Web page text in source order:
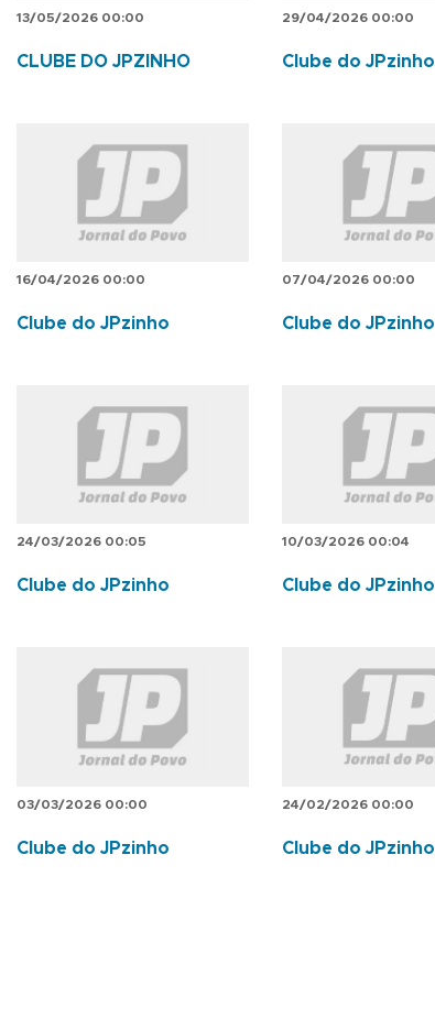
13/05/2026 00:00
CLUBE DO JPZINHO
29/04/2026 00:00
Clube do JPzinho
16/04/2026 00:00
Clube do JPzinho
07/04/2026 00:00
Clube do JPzinho
24/03/2026 00:05
Clube do JPzinho
10/03/2026 00:04
Clube do JPzinho
03/03/2026 00:00
Clube do JPzinho
24/02/2026 00:00
Clube do JPzinho